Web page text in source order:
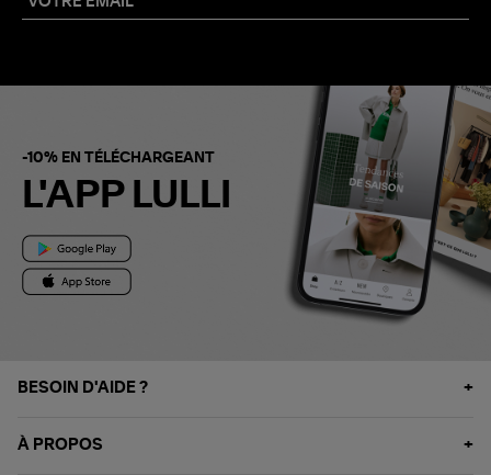
-10% EN TÉLÉCHARGEANT
L'APP LULLI
BESOIN D'AIDE ?
À PROPOS